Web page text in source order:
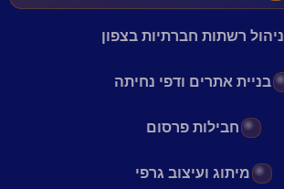
ניהול רשתות חברתיות בצפון
בניית אתרים ודפי נחיתה
חבילות פרסום
מיתוג ועיצוב גרפי